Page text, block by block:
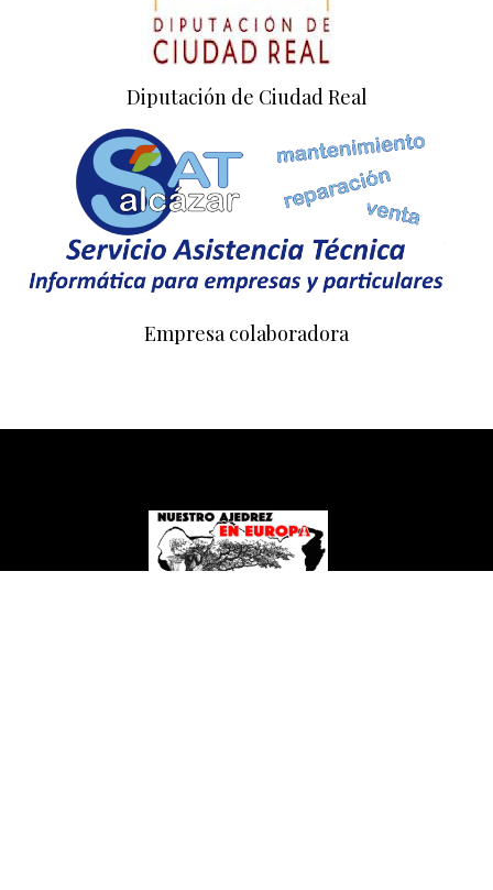
Diputación de Ciudad Real
Empresa colaboradora